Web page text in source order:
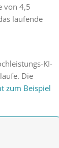
von 4,5
laufende
KI-
Die
zum Beispiel